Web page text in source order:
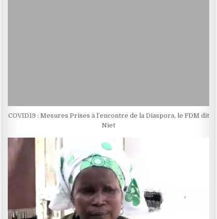
COVID19 : Mesures Prises à l’encontre de la Diaspora, le FDM dit
Niet